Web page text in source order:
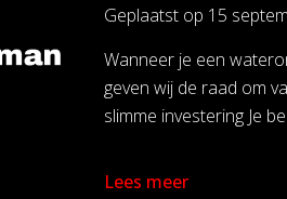
Geplaatst op 15
Wanneer je een
geven wij de raad om
slimme investering Je
Lees meer